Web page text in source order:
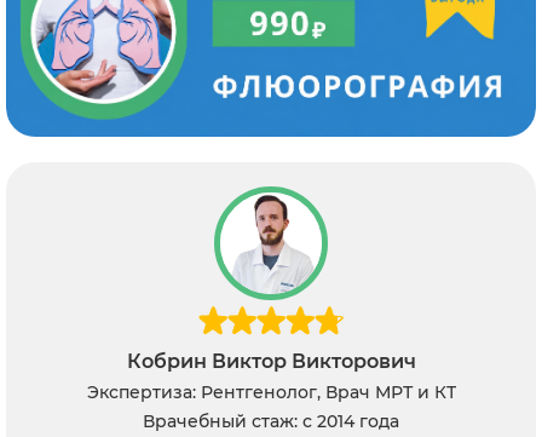
Кобрин Виктор Викторович
Экспертиза: Рентгенолог, Врач МРТ и КТ
Врачебный стаж: с 2014 года